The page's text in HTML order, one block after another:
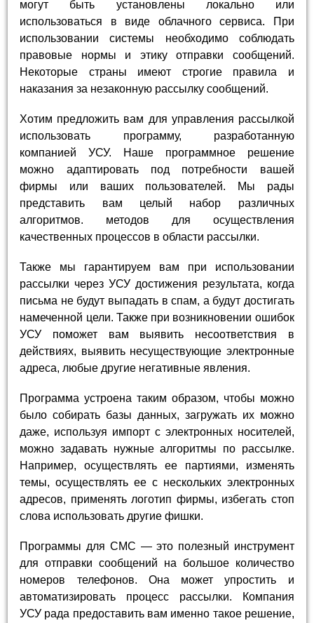
могут быть установлены локально или
использоваться в виде облачного сервиса. При
использовании системы необходимо соблюдать
правовые нормы и этику отправки сообщений.
Некоторые страны имеют строгие правила и
наказания за незаконную рассылку сообщений.
Хотим предложить вам для управления рассылкой
использовать программу, разработанную
компанией УСУ. Наше программное решение
можно адаптировать под потребности вашей
фирмы или ваших пользователей. Мы рады
представить вам целый набор различных
алгоритмов. методов для осуществления
качественных процессов в области рассылки.
Также мы гарантируем вам при использовании
рассылки через УСУ достижения результата, когда
письма не будут выпадать в спам, а будут достигать
намеченной цели. Также при возникновении ошибок
УСУ поможет вам выявить несоответствия в
действиях, выявить несуществующие электронные
адреса, любые другие негативные явления.
Программа устроена таким образом, чтобы можно
было собирать базы данных, загружать их можно
даже, используя импорт с электронных носителей,
можно задавать нужные алгоритмы по рассылке.
Например, осуществлять ее партиями, изменять
темы, осуществлять ее с нескольких электронных
адресов, применять логотип фирмы, избегать стоп
слова использовать другие фишки.
Программы для СМС — это полезный инструмент
для отправки сообщений на большое количество
номеров телефонов. Она может упростить и
автоматизировать процесс рассылки. Компания
УСУ рада предоставить вам именно такое решение,